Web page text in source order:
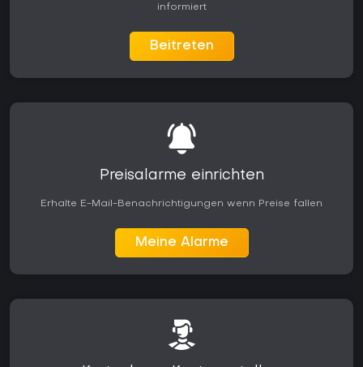
Management-Simulation ohne zusätzliche Abhängigkeiten
informiert
Beitreten
Preisalarme einrichten
Erhalte E-Mail-Benachrichtigungen wenn Preise fallen
Meine Alarme